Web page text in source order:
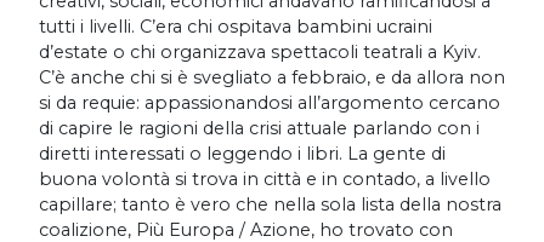
tutti i livelli. C’era chi ospitava bambini ucraini
d’estate o chi organizzava spettacoli teatrali a Kyiv.
C’è anche chi si è svegliato a febbraio, e da allora non
si da requie: appassionandosi all’argomento cercano
di capire le ragioni della crisi attuale parlando con i
diretti interessati o leggendo i libri. La gente di
buona volontà si trova in città e in contado, a livello
capillare; tanto è vero che nella sola lista della nostra
coalizione, Più Europa / Azione, ho trovato con